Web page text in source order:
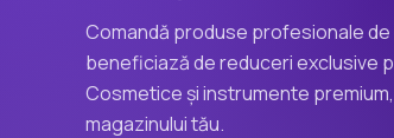
Comandă produse profesionale de
beneficiază de reduceri exclusive
Cosmetice și instrumente
magazinului tău.